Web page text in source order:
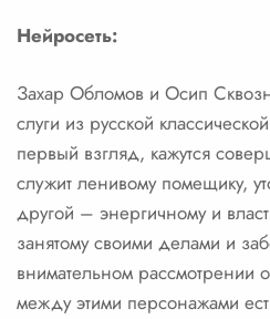
Нейросеть:
Захар Обломов и Осип
слуги из русской
первый взгляд, кажутся
служит ленивому помещику,
другой – энергичному и
занятому своими делами и
внимательном рассмотрении
между этими персонажами